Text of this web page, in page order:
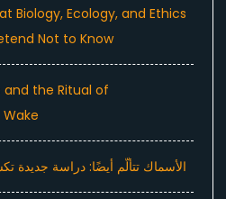
Biology, Ecology, and Ethics
Not to Know
and the Ritual of
الأسماك تتألّم أيضًا: دراسة جديدة